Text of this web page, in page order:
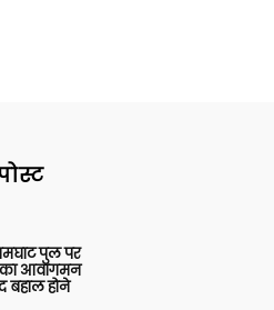
पुल पर
का आवागमन
बहाल होने